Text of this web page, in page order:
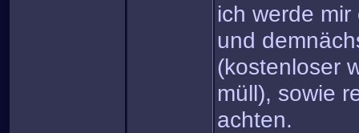
ich werde
und
(kostenloser
müll), sowie
achten.